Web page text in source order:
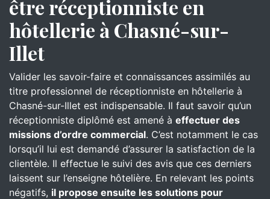
être réceptionniste en
hôtellerie à Chasné-sur-
Illet
Valider les savoir-faire et connaissances assimilés au
titre professionnel de réceptionniste en hôtellerie à
Chasné-sur-Illet est indispensable. Il faut savoir qu’un
réceptionniste diplômé est amené à effectuer des
missions d’ordre commercial. C’est notamment le cas
lorsqu’il lui est demandé d’assurer la satisfaction de la
clientèle. Il effectue le suivi des avis que ces derniers
laissent sur l’enseigne hôtelière. En relevant les points
négatifs, il propose ensuite les solutions pour